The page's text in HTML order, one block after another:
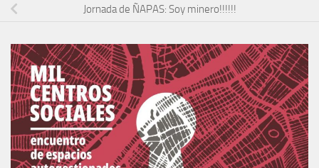
Jornada de ÑAPAS: Soy minero!!!!!!